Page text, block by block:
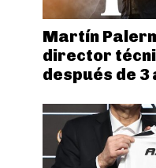
Martín
director
después de 3